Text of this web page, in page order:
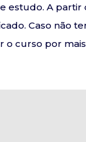
estudo. A partir
Caso não
o curso por